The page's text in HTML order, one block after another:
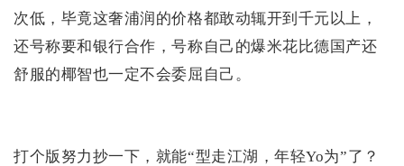
次低，毕竟这奢浦润的价格都敢动辄开到千元以上，
还号称要和银行合作，号称自己的爆米花比德国产还
舒服的椰智也一定不会委屈自己。
打个版努力抄一下，就能“型走江湖，年轻Yo为”了？